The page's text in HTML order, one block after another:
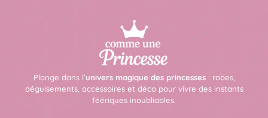
Plonge dans l’univers magique des princesses: robes,
déguisements, accessoires et déco pour vivre des instants
féériques inoubliables.